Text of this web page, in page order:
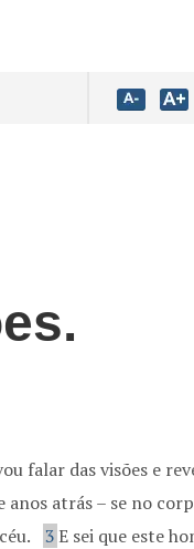
falar das visões e
anos atrás – se no
3E sei que este